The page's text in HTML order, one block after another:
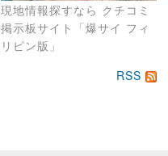
現地情報探すなら クチコミ
掲示板サイト「爆サイ フィ
リピン版」
RSS